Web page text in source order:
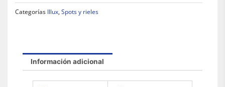
Categorías Illux, Spots y rieles
Información adicional